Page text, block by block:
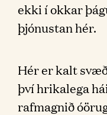
ekki í okkar
þjónustan hér.
Hér er kalt
því hrikalega
rafmagnið